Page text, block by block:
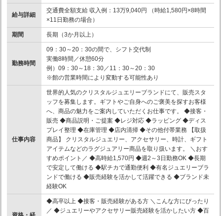
給与詳細
交通費全額支給 収入例：13万9,040円 （時給1,580円×8時間
×11日勤務の場合）
期間 長期（3か月以上）
勤務時間
09：30～20：30の間で、シフト交代制
実働8時間／休憩60分
例）09：30～18：30／11：30～20：30
※館の営業時間により変動する可能性あり
仕事内容
世界的人気のクリスタルジュエリーブランドにて、販売スタ
ッフを募集します。ギフトやご自身へのご褒美を探すお客様
へ、商品の魅力をご案内していただくお仕事です。 ◆接客・
販売 ◆商品説明・ご提案 ◆レジ対応 ◆ラッピング ◆ディス
プレイ整理 ◆在庫管理 ◆店内清掃 ◆その他付帯業務 【取扱
商品】 クリスタルジュエリー、アクセサリー、時計、ギフト
アイテムなどのラグジュアリー商品を取り扱います。 ＼おす
すめポイント／ ◆高時給1,570円 ◆週2～3日勤務OK ◆長期
で安定して働ける ◆駅チカで通勤便利 ◆有名ジュエリーブラ
ンドで働ける ◆販売経験を活かして活躍できる ◆ブランド未
経験OK
◆高卒以上 ◆接客・販売経験がある方 ＼こんな方にぴったり
／ ◆ジュエリーやアクセサリー販売経験を活かしたい方 ◆百